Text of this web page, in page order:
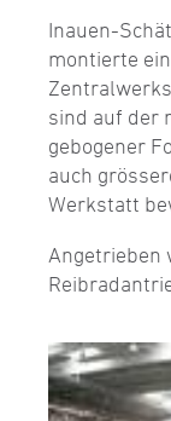
Inauen-
montierte
sind auf der
gebogener
auch
Werkstatt
Angetrieben